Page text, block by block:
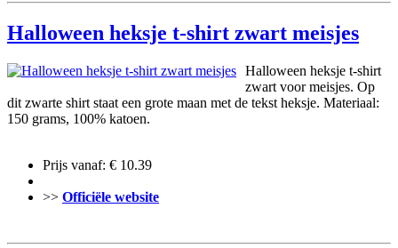
Halloween heksje t-shirt zwart meisjes
Halloween heksje t-shirt
zwart voor meisjes. Op
dit zwarte shirt staat een grote maan met de tekst heksje. Materiaal:
150 grams, 100% katoen.
Prijs vanaf: € 10.39
>> Officiële website